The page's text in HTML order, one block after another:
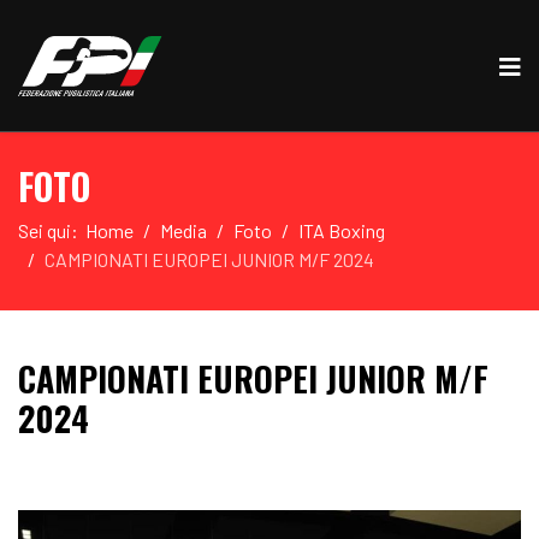
FOTO
Sei qui: Home Media Foto
ITA Boxing
CAMPIONATI EUROPEI JUNIOR M/F 2024
CAMPIONATI EUROPEI JUNIOR M/F
2024